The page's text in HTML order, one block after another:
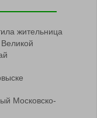
жительница
Московско-